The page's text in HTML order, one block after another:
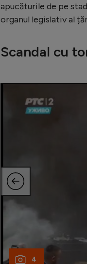
apucăturile de pe
organul legislativ al
Scandal cu
4